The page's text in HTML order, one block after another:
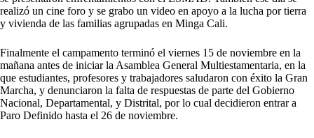
realizó un cine foro y se grabo un video en apoyo a la lucha por tierra
y vivienda de las familias agrupadas en Minga Cali.
Finalmente el campamento terminó el viernes 15 de noviembre en la
mañana antes de iniciar la Asamblea General Multiestamentaria, en la
que estudiantes, profesores y trabajadores saludaron con éxito la Gran
Marcha, y denunciaron la falta de respuestas de parte del Gobierno
Nacional, Departamental, y Distrital, por lo cual decidieron entrar a
Paro Definido hasta el 26 de noviembre.